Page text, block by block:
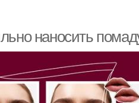
наносить